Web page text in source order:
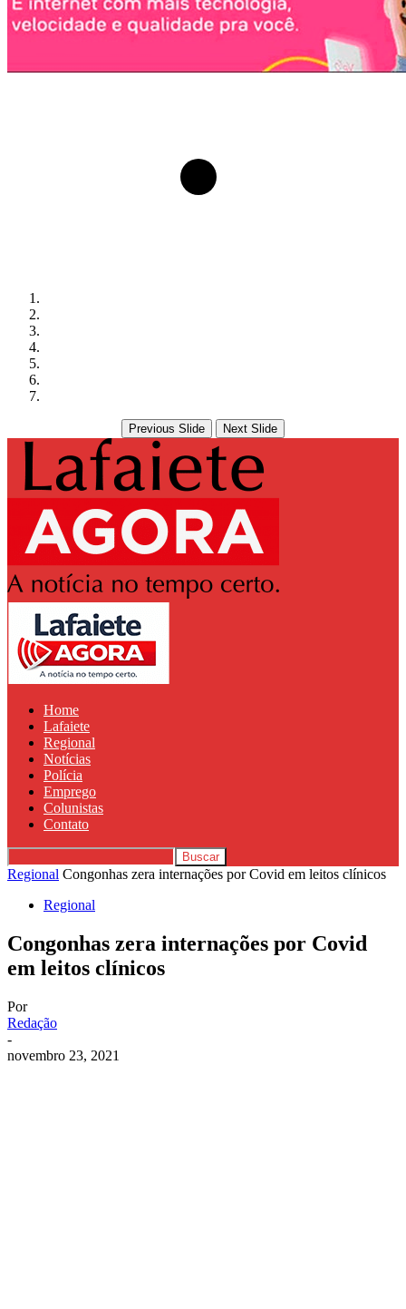
Previous Slide Next Slide
Home
Lafaiete
Regional
Notícias
Polícia
Emprego
Colunistas
Contato
Regional Congonhas zera internações por Covid em leitos clínicos
Regional
Congonhas zera internações por Covid
em leitos clínicos
Por
Redação
-
novembro 23, 2021